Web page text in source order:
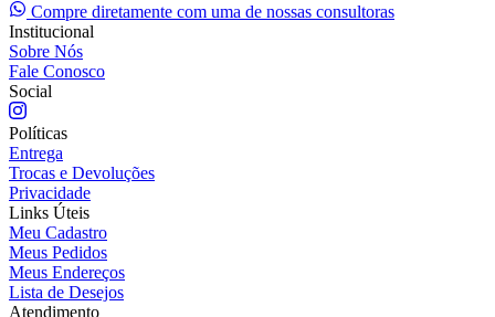
Compre diretamente com uma de nossas consultoras
Institucional
Sobre Nós
Fale Conosco
Social
Políticas
Entrega
Trocas e Devoluções
Privacidade
Links Úteis
Meu Cadastro
Meus Pedidos
Meus Endereços
Lista de Desejos
Atendimento